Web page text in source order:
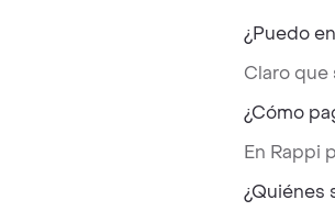
¿Puedo
Claro que
¿Cómo
En Rappi
¿Quiénes